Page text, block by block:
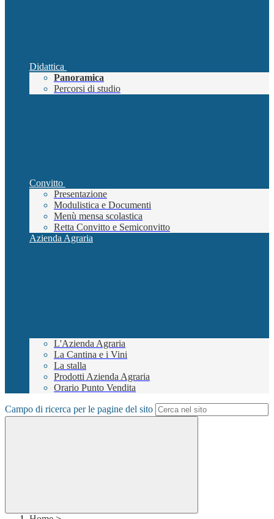
Didattica
Panoramica
Percorsi di studio
Convitto
Presentazione
Modulistica e Documenti
Menù mensa scolastica
Retta Convitto e Semiconvitto
Azienda Agraria
L'Azienda Agraria
La Cantina e i Vini
La stalla
Prodotti Azienda Agraria
Orario Punto Vendita
Campo di ricerca per le pagine del sito